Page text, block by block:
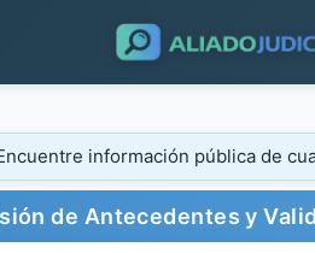
información pública de
de Antecedentes y